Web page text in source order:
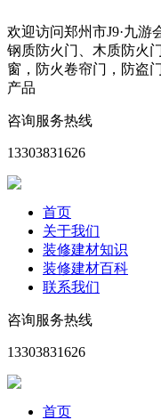
欢迎访问郑州市J9·九
钢质防火门、木质防火
窗，防火卷帘门，防盗
产品
咨询服务热线
13303831626
首页
关于我们
装修建材知识
装修建材百科
联系我们
咨询服务热线
13303831626
首页